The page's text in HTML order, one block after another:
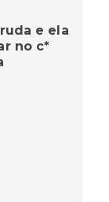
e ela
no c*